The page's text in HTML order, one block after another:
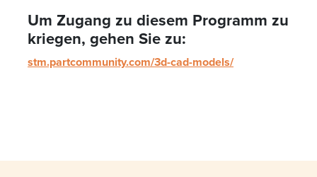
Um Zugang zu diesem Programm zu
kriegen, gehen Sie zu:
stm.partcommunity.com/3d-cad-models/